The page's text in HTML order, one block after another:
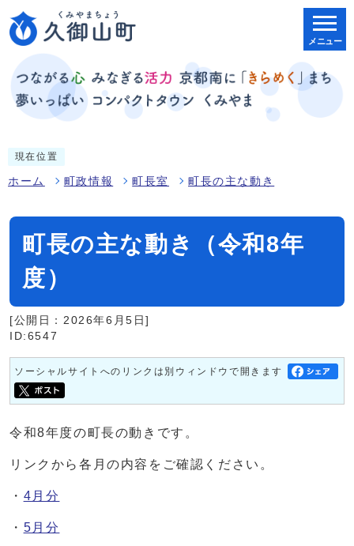
メニュー
現在位置
ホーム 町政情報 町長室 町長の主な動き
町長の主な動き（令和8年
度）
[公開日：2026年6月5日]
ID:6547
ソーシャルサイトへのリンクは別ウィンドウで開きます
令和8年度の町長の動きです。
リンクから各月の内容をご確認ください。
・ 4月分
・ 5月分